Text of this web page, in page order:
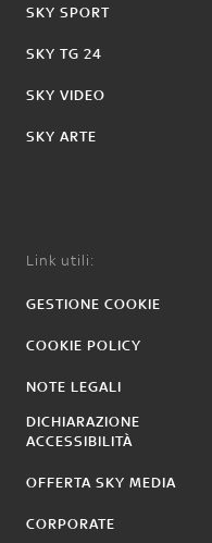
SKY SPORT
SKY TG 24
SKY VIDEO
SKY ARTE
Link utili:
GESTIONE COOKIE
COOKIE POLICY
NOTE LEGALI
DICHIARAZIONE
ACCESSIBILITÀ
OFFERTA SKY MEDIA
CORPORATE